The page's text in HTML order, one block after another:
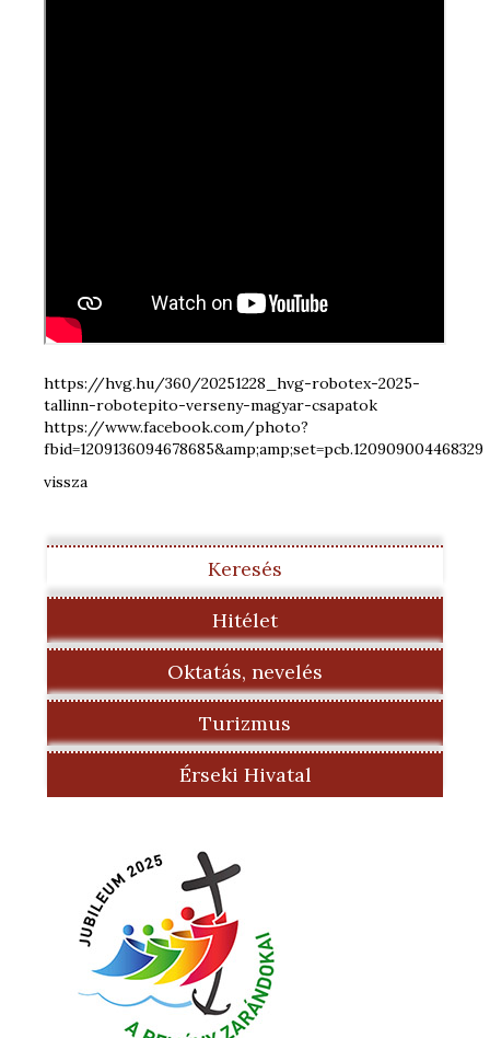
https://hvg.hu/360/20251228_hvg-robotex-2025-
tallinn-robotepito-verseny-magyar-csapatok
https://www.facebook.com/photo?
fbid=1209136094678685&amp;amp;set=pcb.120909004468329
vissza
Keresés
Hitélet
Oktatás, nevelés
Turizmus
Érseki Hivatal